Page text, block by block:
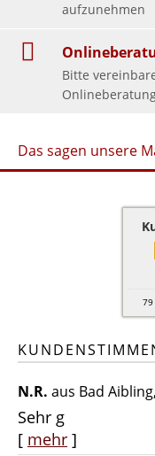
aufzunehmen
Bitte
Das sagen unsere
79
N.R. aus Bad Aibling
Sehr g
[ mehr ]